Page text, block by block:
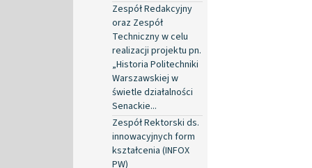
Zespół Redakcyjny
oraz Zespół
Techniczny w celu
realizacji projektu pn.
„Historia Politechniki
Warszawskiej w
świetle działalności
Senackie...
Zespół Rektorski ds.
innowacyjnych form
kształcenia (INFOX
PW)